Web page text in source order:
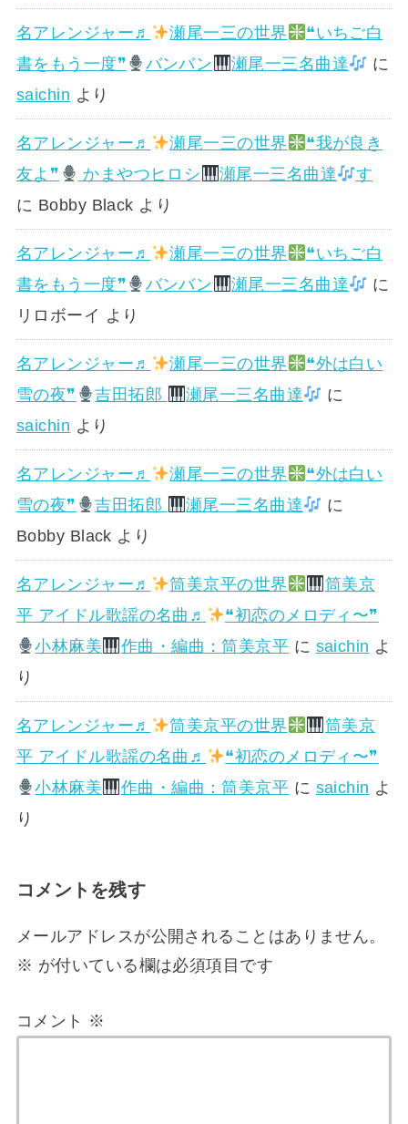
名アレンジャー♬ 瀬尾一三の世界
❝いちご白
書をもう一度❞
バンバン 瀬尾一三名曲達
に
saichin より
名アレンジャー♬ 瀬尾一三の世界
❝我が良き
友よ❞
かまやつヒロシ 瀬尾一三名曲達
す
に Bobby Black より
名アレンジャー♬ 瀬尾一三の世界
❝いちご白
書をもう一度❞
バンバン 瀬尾一三名曲達
に
リロボーイ より
名アレンジャー♬ 瀬尾一三の世界
❝外は白い
雪の夜❞
吉田拓郎 瀬尾一三名曲達
に
saichin より
名アレンジャー♬ 瀬尾一三の世界
❝外は白い
雪の夜❞
吉田拓郎 瀬尾一三名曲達
に
Bobby Black より
名アレンジャー♬ 筒美京平の世界
筒美京
平 アイドル歌謡の名曲♬
❝初恋のメロディ〜❞
小林麻美
作曲・編曲：筒美京平 に saichin よ
り
名アレンジャー♬ 筒美京平の世界
筒美京
平 アイドル歌謡の名曲♬
❝初恋のメロディ〜❞
小林麻美
作曲・編曲：筒美京平 に saichin よ
り
コメントを残す
メールアドレスが公開されることはありません。
※ が付いている欄は必須項目です
コメント ※